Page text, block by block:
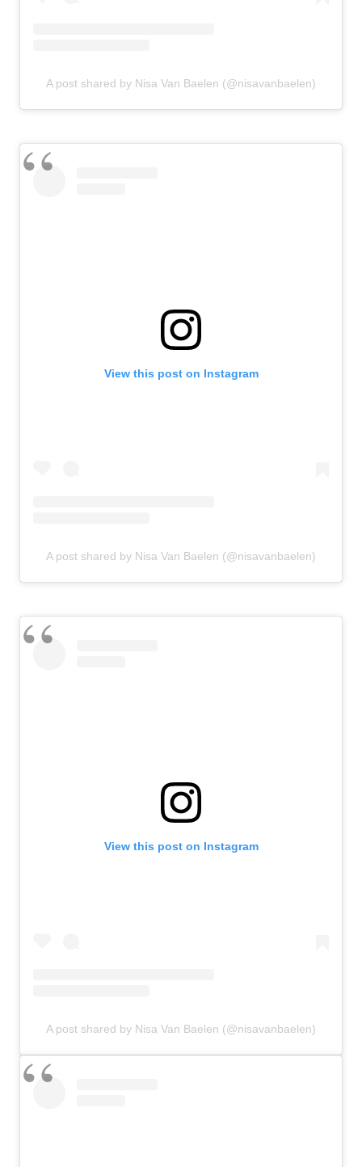
A post shared by Nisa Van Baelen (@nisavanbaelen)
View this post on Instagram
A post shared by Nisa Van Baelen (@nisavanbaelen)
View this post on Instagram
A post shared by Nisa Van Baelen (@nisavanbaelen)